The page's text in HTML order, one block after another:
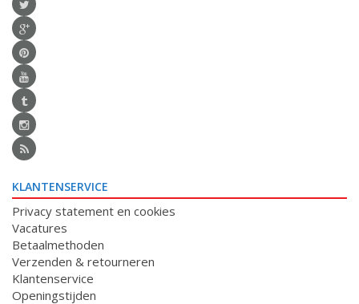
KLANTENSERVICE
Privacy statement en cookies
Vacatures
Betaalmethoden
Verzenden & retourneren
Klantenservice
Openingstijden